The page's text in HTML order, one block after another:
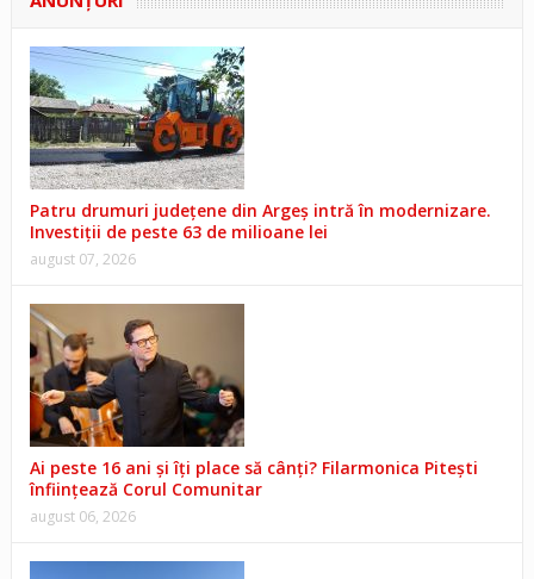
Patru drumuri județene din Argeș intră în modernizare.
Investiții de peste 63 de milioane lei
august 07, 2026
Ai peste 16 ani și îți place să cânți? Filarmonica Pitești
înființează Corul Comunitar
august 06, 2026